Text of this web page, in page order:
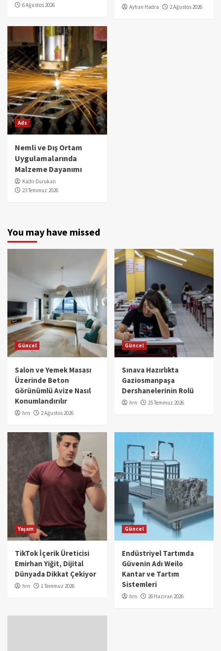
6 Ağustos 2026
Ayhan Hadra 2 Ağustos 2026
Ads
Nemli ve Dış Ortam
Uygulamalarında
Malzeme Dayanımı
Kadir Durukan
23 Temmuz 2026
You may have missed
Güncel
Salon ve Yemek Masası
Üzerinde Beton
Görünümlü Avize Nasıl
Konumlandırılır
hrn 2 Ağustos 2026
Güncel
Sınava Hazırlıkta
Gaziosmanpaşa
Dershanelerinin Rolü
hrn 25 Temmuz 2026
Yaşam
TikTok İçerik Üreticisi
Emirhan Yiğit, Dijital
Dünyada Dikkat Çekiyor
hrn 1 Temmuz 2026
Güncel
Endüstriyel Tartımda
Güvenin Adı Weilo
Kantar ve Tartım
Sistemleri
hrn 26 Haziran 2026